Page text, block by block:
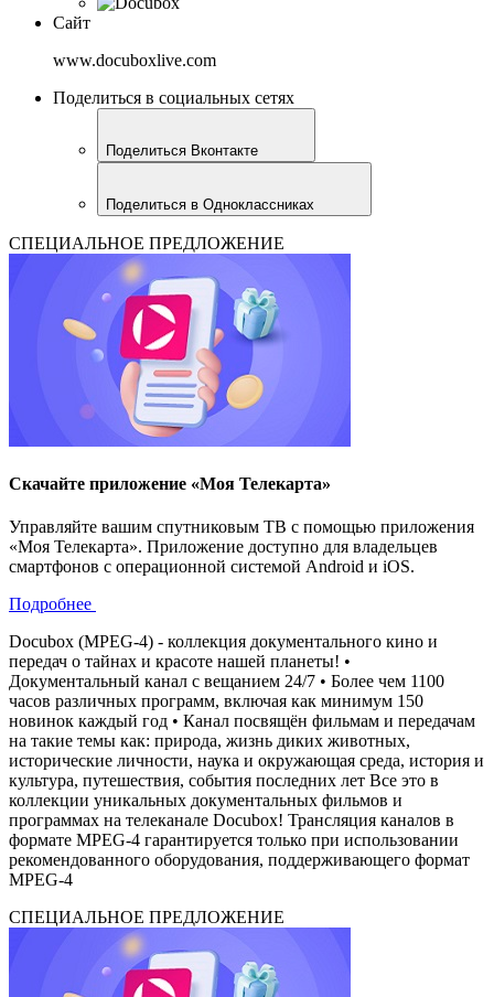
Сайт
www.docuboxlive.com
Поделиться в социальных сетях
Поделиться Вконтакте
Поделиться в Одноклассниках
СПЕЦИАЛЬНОЕ ПРЕДЛОЖЕНИЕ
Скачайте приложение «Моя Телекарта»
Управляйте вашим спутниковым ТВ с помощью приложения
«Моя Телекарта». Приложение доступно для владельцев
смартфонов с операционной системой Android и iOS.
Подробнее
Docubox (MPEG-4) - коллекция документального кино и
передач о тайнах и красоте нашей планеты! •
Документальный канал с вещанием 24/7 • Более чем 1100
часов различных программ, включая как минимум 150
новинок каждый год • Канал посвящён фильмам и передачам
на такие темы как: природа, жизнь диких животных,
исторические личности, наука и окружающая среда, история и
культура, путешествия, события последних лет Все это в
коллекции уникальных документальных фильмов и
программах на телеканале Docubox! Трансляция каналов в
формате MPEG-4 гарантируется только при использовании
рекомендованного оборудования, поддерживающего формат
MPEG-4
СПЕЦИАЛЬНОЕ ПРЕДЛОЖЕНИЕ